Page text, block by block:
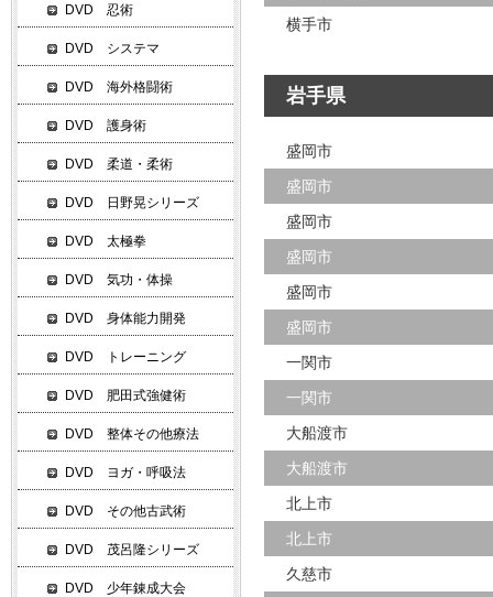
横手市
岩手県
盛岡市
盛岡市
盛岡市
盛岡市
盛岡市
盛岡市
一関市
一関市
大船渡市
大船渡市
北上市
北上市
久慈市
DVD 忍術
DVD システマ
DVD 海外格闘術
DVD 護身術
DVD 柔道・柔術
DVD 日野晃シリーズ
DVD 太極拳
DVD 気功・体操
DVD 身体能力開発
DVD トレーニング
DVD 肥田式強健術
DVD 整体その他療法
DVD ヨガ・呼吸法
DVD その他古武術
DVD 茂呂隆シリーズ
DVD 少年錬成大会